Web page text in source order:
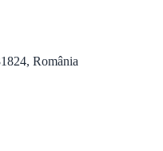
România